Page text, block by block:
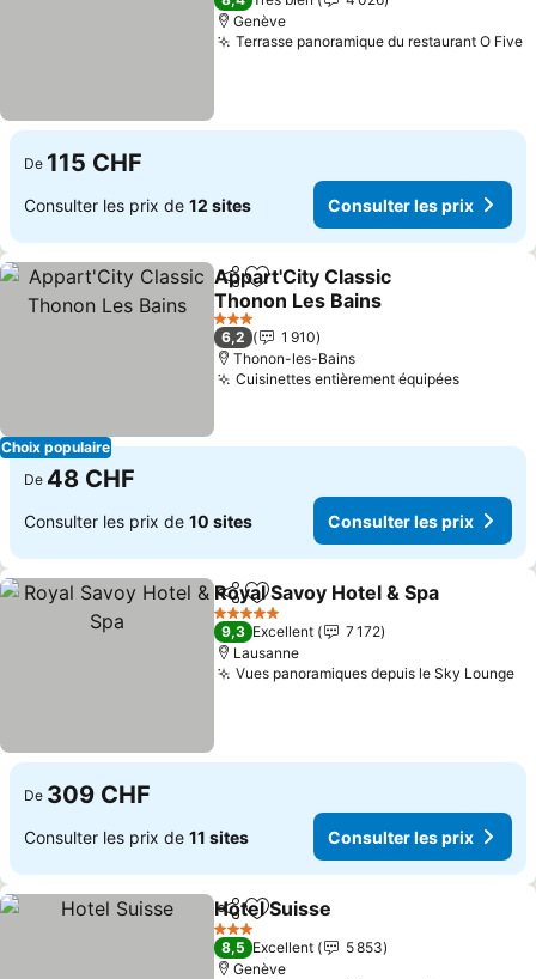
Genève
Terrasse panoramique du restaurant O Five
De 115 CHF
Consulter les prix de 12 sites Consulter les prix
Choix populaire
PartagerAjouter à mes favoris
Appart'City Classic
Thonon Les Bains
3 Étoiles
6,2
1 910
Thonon-les-Bains
Cuisinettes entièrement équipées
De 48 CHF
Consulter les prix de 10 sites Consulter les prix
PartagerAjouter à mes favoris
Royal Savoy Hotel & Spa
5 Étoiles
9,3 Excellent
7 172
Lausanne
Vues panoramiques depuis le Sky Lounge
De 309 CHF
Consulter les prix de 11 sites Consulter les prix
PartagerAjouter à mes favoris
Hotel Suisse
3 Étoiles
8,5 Excellent
5 853
Genève